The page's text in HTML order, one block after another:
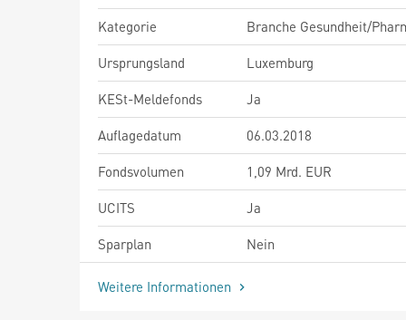
Kategorie
Branche Gesundheit/
Ursprungsland
Luxemburg
KESt-Meldefonds
Ja
Auflagedatum
06.03.2018
Fondsvolumen
1,09 Mrd. EUR
UCITS
Ja
Sparplan
Nein
Weitere Informationen